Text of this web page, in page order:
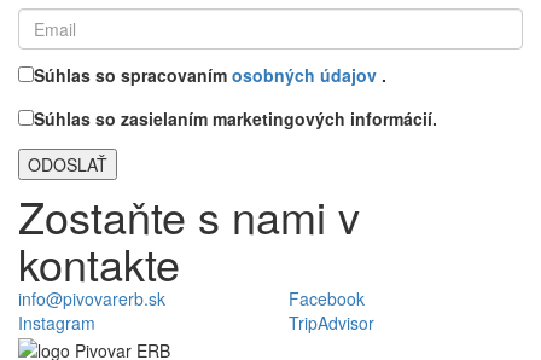
Súhlas so spracovaním osobných údajov .
Súhlas so zasielaním marketingových informácií.
Zostaňte s nami v
kontakte
info@pivovarerb.sk
Facebook
Instagram
TripAdvisor